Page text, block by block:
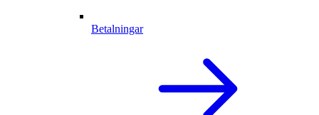
Betalningar